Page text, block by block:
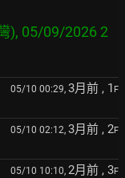
), 05/09/2026 2
05/10 00:29, 3月前 , 1 F
05/10 02:12, 3月前 , 2F
05/10 10:10, 2月前 , 3F